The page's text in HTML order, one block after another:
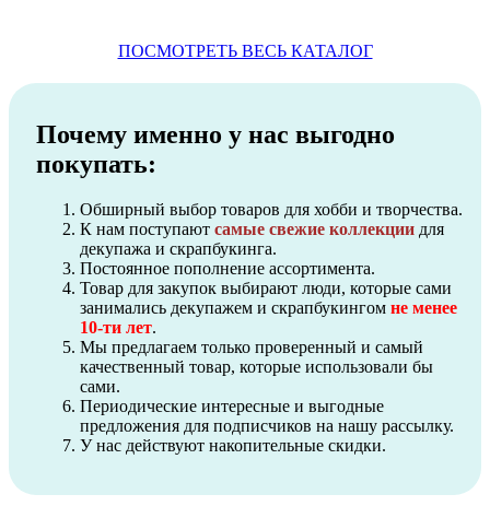
ПОСМОТРЕТЬ ВЕСЬ КАТАЛОГ
Почему именно у нас выгодно
покупать:
Обширный выбор товаров для хобби и творчества.
К нам поступают самые свежие коллекции для
декупажа и скрапбукинга.
Постоянное пополнение ассортимента.
Товар для закупок выбирают люди, которые сами
занимались декупажем и скрапбукингом не менее
10-ти лет.
Мы предлагаем только проверенный и самый
качественный товар, которые использовали бы
сами.
Периодические интересные и выгодные
предложения для подписчиков на нашу рассылку.
У нас действуют накопительные скидки.